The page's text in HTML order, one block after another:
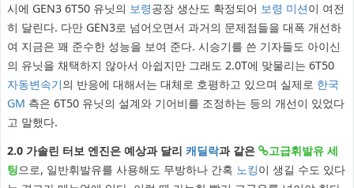
시에 GEN3 6T50 유닛의 보령공장 생산도 확정되어 보령 미션이 여전
히 달린다. 다만 GEN3로 넘어오면서 과거의 문제점들을 대폭 개선하
여 지금은 꽤 준수한 성능을 보여 준다. 시승기를 쓴 기자들도 아이신
의 유닛을 채택하지 않아서 아쉽지만 그래도 2.0T에 맞물리는 6T50
자동변속기의 반응에 대해서는 대체로 호평하고 있으며 실제로 한국
GM 측은 6T50 유닛의 설계와 기어비를 조정하는 등의 개선이 있었다
고 말했다.
2.0 가솔린 터보 엔진은 예상과 달리 캐딜락과 같은
고급휘발유 세
팅으로, 일반휘발유를 사용해도 무방하나 간혹 노킹이 생길 수도 있다